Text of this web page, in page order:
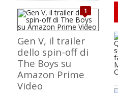
1
Gen V, il trailer
dello spin-off di
The Boys su
Amazon Prime
Video